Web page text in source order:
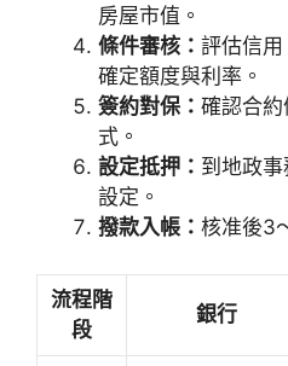
房屋市值。
條件審核： 評估信用
確定額度與利率。
簽約對保： 確認合
式。
設定抵押： 到地政
設定。
撥款入帳： 核准後3
流程階
段
銀行